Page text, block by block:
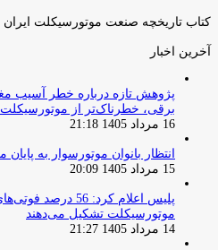
کتاب تاریخچه صنعت موتورسیکلت ایران
آخرین اخبار
پژوهش تازه درباره خطر آسیب
برقی، خطرناک‌تر از
16 مرداد 1405 21:18
انتظار بانوان موتورسوار به
15 مرداد 1405 20:09
پلیس اعلام کرد: 56
موتورسیکلت تشکیل می‌دهند
14 مرداد 1405 21:27